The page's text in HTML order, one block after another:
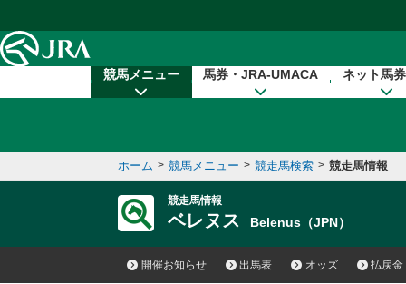
競馬メニュー 馬券・JRA-UMACA ネット馬
ホーム > 競馬メニュー > 競走馬検索 > 競走馬情報
競走馬情報
ベレヌス Belenus（JPN）
開催お知らせ 出馬表 オッズ 払戻金